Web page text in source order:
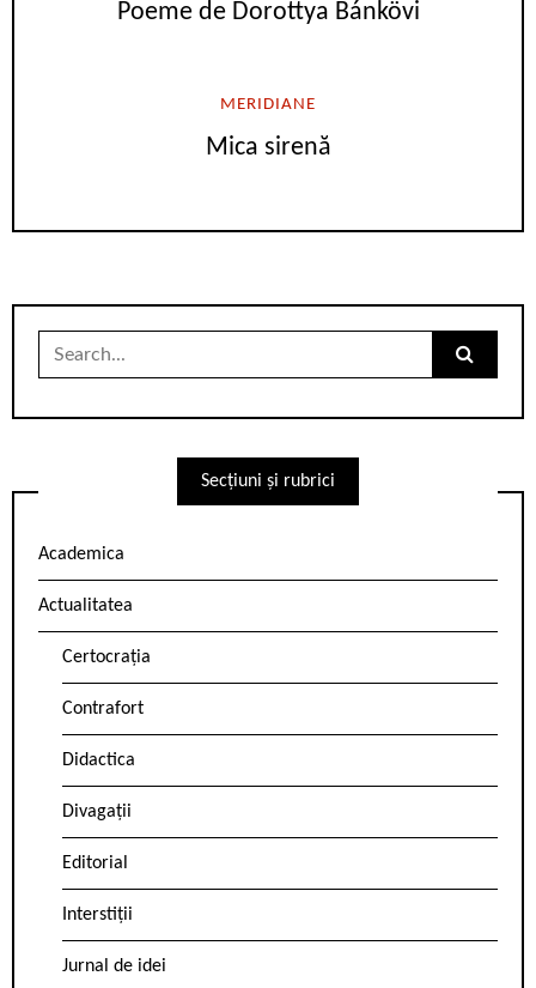
Poeme de Dorottya Bánkövi
MERIDIANE
Mica sirenă
Search
Secțiuni și rubrici
Academica
Actualitatea
Certocrația
Contrafort
Didactica
Divagații
Editorial
Interstiții
Jurnal de idei